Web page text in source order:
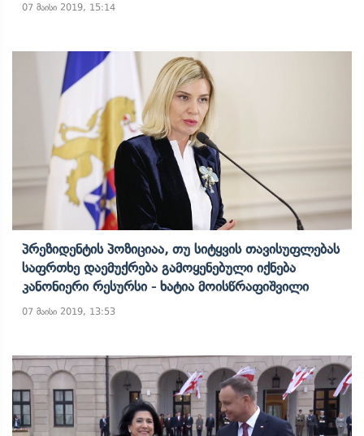
07 მაისი 2019, 15:14
Პრეზიდენტის Პოზიციაა, Თუ Სიტყვის Თავისუფლებას
Საფრთხე Დაემუქრება Გამოყენებული Იქნება
Კანონიერი Რესურსი - Ხატია Მოისწრაფიშვილი
07 მაისი 2019, 13:53